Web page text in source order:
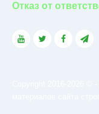
Отказ от